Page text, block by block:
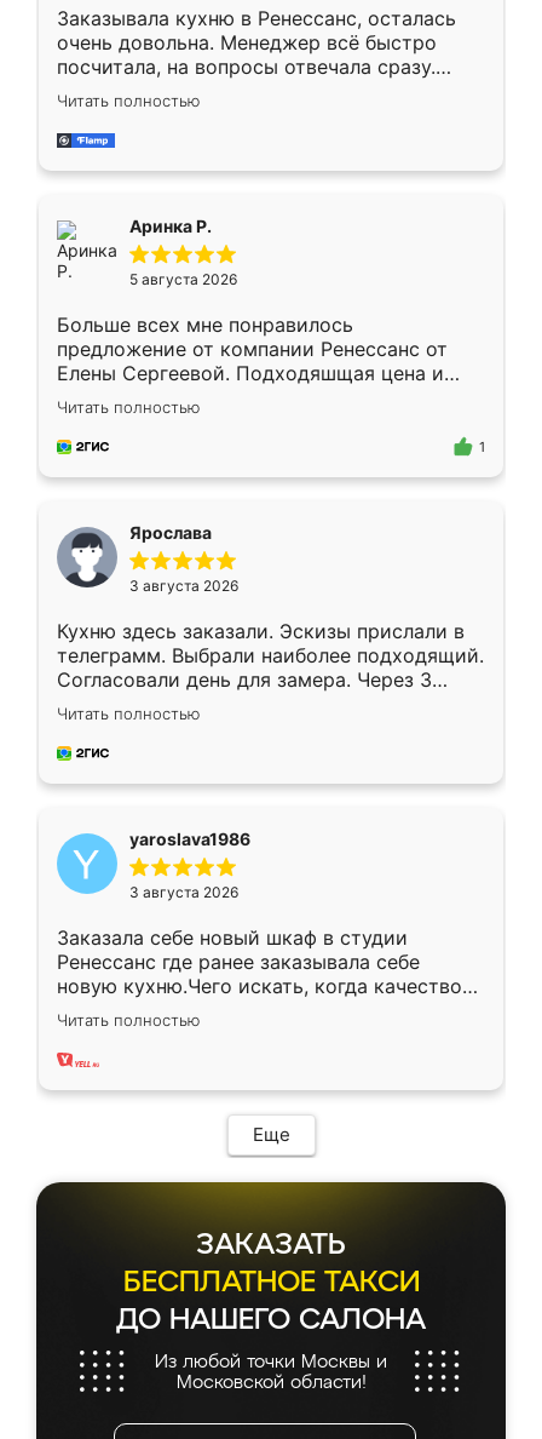
Заказывала кухню в Ренессанс, осталась
очень довольна. Менеджер всё быстро
посчитала, на вопросы отвечала сразу.
Замерщик приехал в субботу, подошёл к
делу со всей ответственностью. Собрали
за день, ребята работали аккуратно, даже
Читать полностью
Аринка Р.
5 августа 2026
Больше всех мне понравилось
предложение от компании Ренессанс от
Елены Сергеевой. Подходяшщая цена и
короткие сроки изготовления. Приехавший
для замера сотрудник Владислав
предложил по моему эскизу самый
Читать полностью
1
Ярослава
3 августа 2026
Кухню здесь заказали. Эскизы прислали в
телеграмм. Выбрали наиболее подходящий.
Согласовали день для замера. Через 3
недели кухня была уже готова. Остались
довольны работой. Спасибо Ренессанс
мебель за качественную работу!
Читать полностью
yaroslava1986
3 августа 2026
Заказала себе новый шкаф в студии
Ренессанс где ранее заказывала себе
новую кухню.Чего искать, когда качеством
вполне довольна. Служит кухня уже почти
два года, нареканий нет.
Читать полностью
Еще
ЗАКАЗАТЬ
БЕСПЛАТНОЕ ТАКСИ
ДО НАШЕГО САЛОНА
Из любой точки Москвы и
Московской области!